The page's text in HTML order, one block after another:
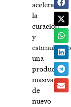
acelerando
la
curación
y
estimulando
una
producción
masiva
de
nuevo